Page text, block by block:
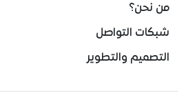
من نحن؟
شبكات التواصل
التصميم والتطوير